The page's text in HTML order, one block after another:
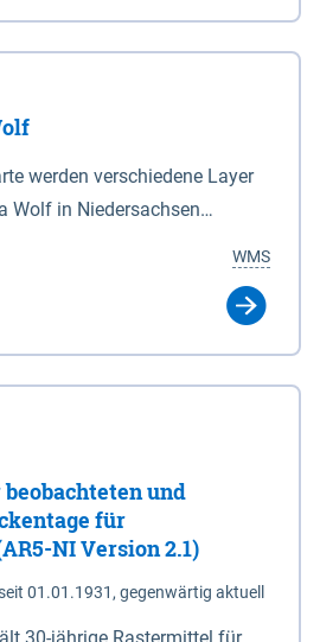
in Tidegewässern, die dem
vor erhöhten Tiden, vor allem
bestimmt sind (§2 Abs.3
durch Widmung, die
Verordnung ausspricht.
werden verschiedene Layer
Wolf in Niedersachsen
Wolfsterritorien im
WMS
und
für
NI Version 2.1)
01.01.1931, gegenwärtig aktuell